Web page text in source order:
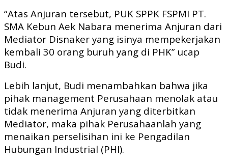
“Atas Anjuran tersebut, PUK SPPK FSPMI PT.
SMA Kebun Aek Nabara menerima Anjuran dari
Mediator Disnaker yang isinya mempekerjakan
kembali 30 orang buruh yang di PHK” ucap
Budi.
Lebih lanjut, Budi menambahkan bahwa jika
pihak management Perusahaan menolak atau
tidak menerima Anjuran yang diterbitkan
Mediator, maka pihak Perusahaanlah yang
menaikan perselisihan ini ke Pengadilan
Hubungan Industrial (PHI).